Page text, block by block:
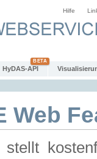
Hilfe
HyDAS-API
Web